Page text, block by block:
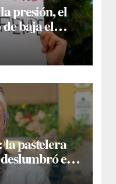
presión, el
baja el
pastelera
en
“Caraguay” y